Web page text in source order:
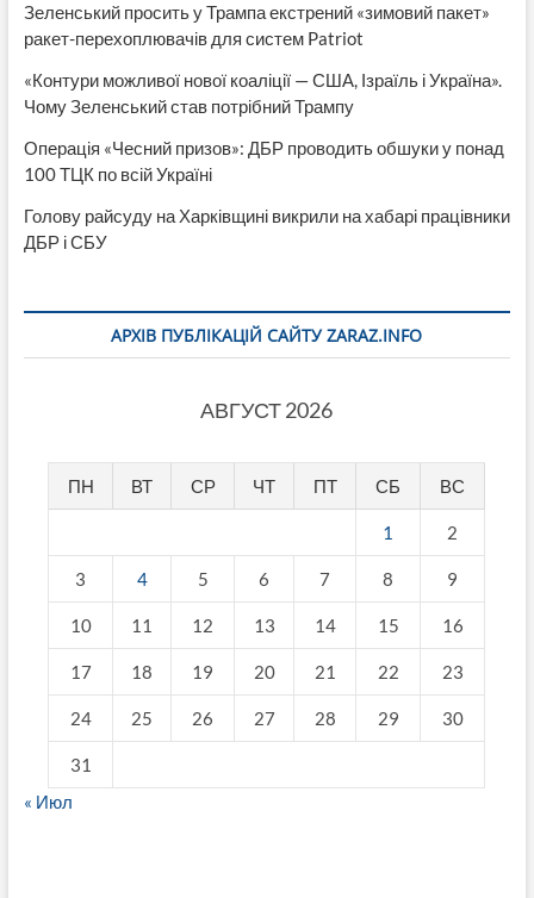
Зеленський просить у Трампа екстрений «зимовий пакет»
ракет-перехоплювачів для систем Patriot
«Контури можливої нової коаліції — США, Ізраїль і Україна».
Чому Зеленський став потрібний Трампу
Операція «Чесний призов»: ДБР проводить обшуки у понад
100 ТЦК по всій Україні
Голову райсуду на Харківщині викрили на хабарі працівники
ДБР і СБУ
АРХІВ ПУБЛІКАЦІЙ САЙТУ ZARAZ.INFO
АВГУСТ 2026
ПН ВТ СР ЧТ ПТ СБ ВС
1 2
3 4 5 6 7 8 9
10 11 12 13 14 15 16
17 18 19 20 21 22 23
24 25 26 27 28 29 30
31
« Июл